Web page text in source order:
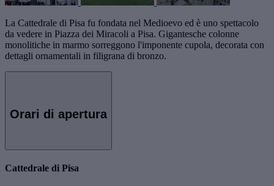
La Cattedrale di Pisa fu fondata nel Medioevo ed è uno spettacolo
da vedere in Piazza dei Miracoli a Pisa. Gigantesche colonne
monolitiche in marmo sorreggono l'imponente cupola, decorata con
dettagli ornamentali in filigrana di bronzo.
Orari di apertura
Cattedrale di Pisa